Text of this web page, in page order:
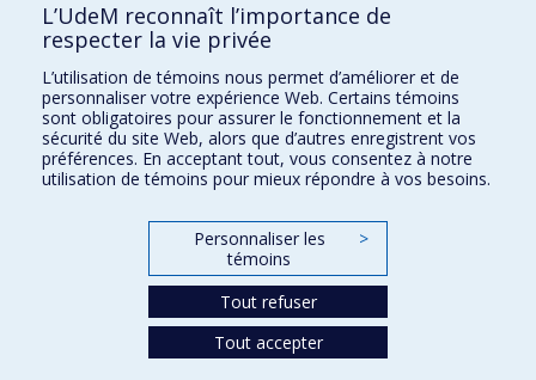
Qui fait quoi?
Nous trouver
Plan du site
Accessibilité
L’UdeM reconnaît l’importance de
respecter la vie privée
L’utilisation de témoins nous permet d’améliorer et de
personnaliser votre expérience Web. Certains témoins
sont obligatoires pour assurer le fonctionnement et la
sécurité du site Web, alors que d’autres enregistrent vos
préférences. En acceptant tout, vous consentez à notre
utilisation de témoins pour mieux répondre à vos besoins.
Personnaliser les
témoins
>
Tout refuser
Tout accepter